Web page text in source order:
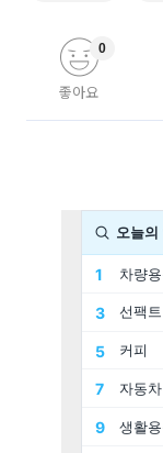
좋아요
0